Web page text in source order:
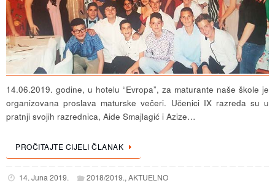
14.06.2019. godine, u hotelu “Evropa”, za maturante naše škole je
organizovana proslava maturske večeri. Učenici IX razreda su u
pratnji svojih razrednica, Aide Smajlagić i Azize…
PROČITAJTE CIJELI ČLANAK
14. Juna 2019. 2018/2019.,AKTUELNO